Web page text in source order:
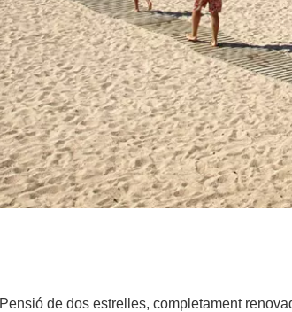
Pensió de dos estrelles, completament